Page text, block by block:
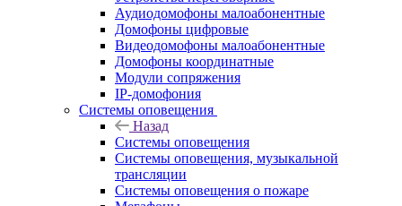
Аудиодомофоны малоабонентные
Домофоны цифровые
Видеодомофоны малоабонентные
Домофоны координатные
Модули сопряжения
IP-домофония
Системы оповещения
Назад
Системы оповещения
Системы оповещения, музыкальной
трансляции
Системы оповещения о пожаре